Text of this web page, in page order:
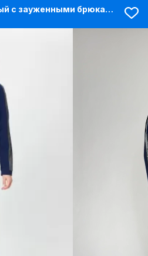
Костюм спортивный с зауженными брюками и укороченным жакетом